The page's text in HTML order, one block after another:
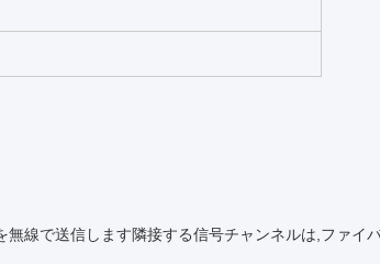
線で送信します隣接する信号チャンネルは,ファイ